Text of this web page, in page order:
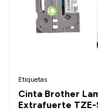
Etiquetas
Cinta Brother
Extrafuerte TZE-